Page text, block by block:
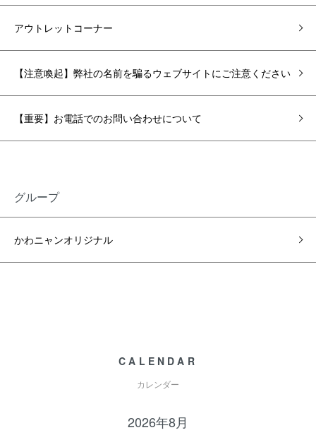
アウトレットコーナー
【注意喚起】弊社の名前を騙るウェブサイトにご注意ください
【重要】お電話でのお問い合わせについて
グループ
かわニャンオリジナル
CALENDAR
カレンダー
2026年8月